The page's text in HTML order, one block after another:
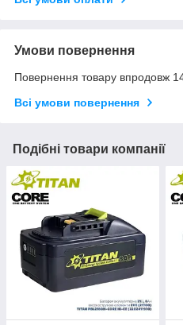
Умови повернення
Повернення товару впродовж
Всі умови повернення
Подібні товари компанії